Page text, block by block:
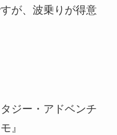
が、波乗りが得意
ジー・アドベンチ
』